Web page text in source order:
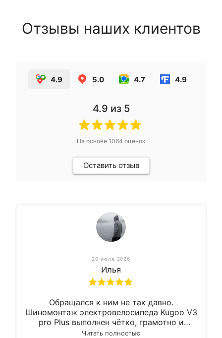
Отзывы наших клиентов
4.9 5.0 4.7 4.9
4.9 из 5
На основе 1064 оценок
Оставить отзыв
20 июля 2026
Илья
Обращался к ним не так давно.
Шиномонтаж электровелосипеда Kugoo V3
pro Plus выполнен чётко, грамотно и
квалифицированно. Всё сделано
Читать полностью